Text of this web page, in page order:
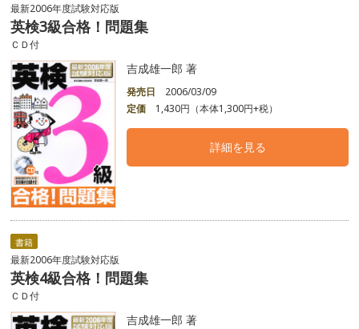
最新2006年度試験対応版
英検3級合格！問題集
ＣＤ付
吉成雄一郎 著
発売日
2006/03/09
定価
1,430円（本体1,300円+税）
詳細を見る
書籍
最新2006年度試験対応版
英検4級合格！問題集
ＣＤ付
吉成雄一郎 著